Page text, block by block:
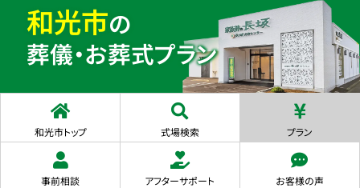
和光市の
葬儀・お葬式プラン
和光市トップ 式場検索 プラン
事前相談 アフターサポート お客様の声